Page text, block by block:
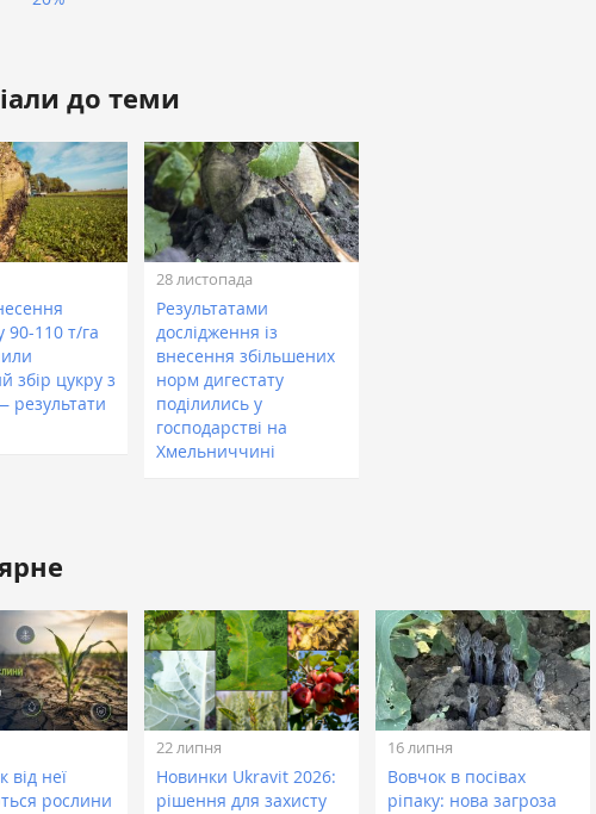
до теми
90-110 т/га
збір цукру з
результати
28 листопада
Результатами
дослідження із
внесення збільшених
норм дигестату
поділились у
господарстві на
Хмельниччині
від неї
рослини
22 липня
Новинки Ukravit 2026:
рішення для захисту
16 липня
Вовчок в посівах
ріпаку: нова загроза